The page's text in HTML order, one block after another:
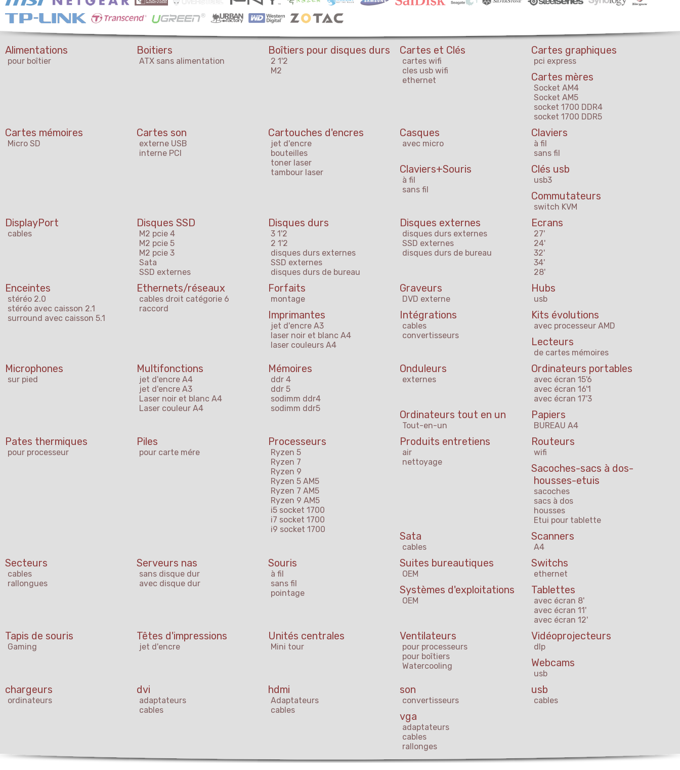
Alimentations
pour boîtier
Boitiers
ATX sans alimentation
Boîtiers pour disques durs
2 1'2
M2
Cartes et Clés
cartes wifi
cles usb wifi
ethernet
Cartes graphiques
pci express
Cartes mères
Socket AM4
Socket AM5
socket 1700 DDR4
socket 1700 DDR5
Cartes mémoires
Micro SD
Cartes son
externe USB
interne PCI
Cartouches d'encres
jet d'encre
bouteilles
toner laser
tambour laser
Casques
avec micro
Claviers
à fil
sans fil
Claviers+Souris
à fil
sans fil
Clés usb
usb3
Commutateurs
switch KVM
DisplayPort
cables
Disques SSD
M2 pcie 4
M2 pcie 5
M2 pcie 3
Sata
SSD externes
Disques durs
3 1'2
2 1'2
disques durs externes
SSD externes
disques durs de bureau
Disques externes
disques durs externes
SSD externes
disques durs de bureau
Ecrans
27'
24'
32'
34'
28'
Enceintes
stéréo 2.0
stéréo avec caisson 2.1
surround avec caisson 5.1
Ethernets/réseaux
cables droit catégorie 6
raccord
Forfaits
montage
Graveurs
DVD externe
Hubs
usb
Imprimantes
jet d'encre A3
laser noir et blanc A4
laser couleurs A4
Intégrations
cables
convertisseurs
Kits évolutions
avec processeur AMD
Lecteurs
de cartes mémoires
Microphones
sur pied
Multifonctions
jet d'encre A4
jet d'encre A3
Laser noir et blanc A4
Laser couleur A4
Mémoires
ddr 4
ddr 5
sodimm ddr4
sodimm ddr5
Onduleurs
externes
Ordinateurs portables
avec écran 15'6
avec écran 16'1
avec écran 17'3
Ordinateurs tout en un
Tout-en-un
Papiers
BUREAU A4
Pates thermiques
pour processeur
Piles
pour carte mére
Processeurs
Ryzen 5
Ryzen 7
Ryzen 9
Ryzen 5 AM5
Ryzen 7 AM5
Ryzen 9 AM5
i5 socket 1700
i7 socket 1700
i9 socket 1700
Produits entretiens
air
nettoyage
Routeurs
wifi
Sacoches-sacs à dos-
housses-etuis
sacoches
sacs à dos
housses
Etui pour tablette
Sata
cables
Scanners
A4
Secteurs
cables
rallongues
Serveurs nas
sans disque dur
avec disque dur
Souris
à fil
sans fil
pointage
Suites bureautiques
OEM
Switchs
ethernet
Systèmes d'exploitations
OEM
Tablettes
avec écran 8'
avec écran 11'
avec écran 12'
Tapis de souris
Gaming
Têtes d'impressions
jet d'encre
Unités centrales
Mini tour
Ventilateurs
pour processeurs
pour boîtiers
Watercooling
Vidéoprojecteurs
dlp
Webcams
usb
chargeurs
ordinateurs
dvi
adaptateurs
cables
hdmi
Adaptateurs
cables
son
convertisseurs
usb
cables
vga
adaptateurs
cables
rallonges